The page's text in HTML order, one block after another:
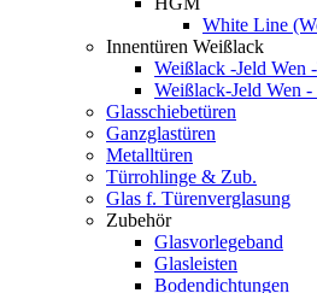
White Line
Innentüren Weißlack
Weißlack -Jeld Wen
Weißlack-Jeld Wen -
Glasschiebetüren
Ganzglastüren
Metalltüren
Türrohlinge & Zub.
Glas f. Türenverglasung
Zubehör
Glasvorlegeband
Glasleisten
Bodendichtungen